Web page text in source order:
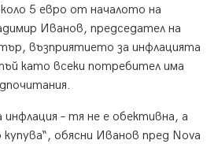
5 евро от началото на
Иванов, председател на
възприятието за инфлацията
като всеки потребител има
– тя не е обективна, а
обясни Иванов пред Nova